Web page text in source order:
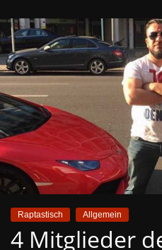
Raptastisch Allgemein
4 Mitglieder